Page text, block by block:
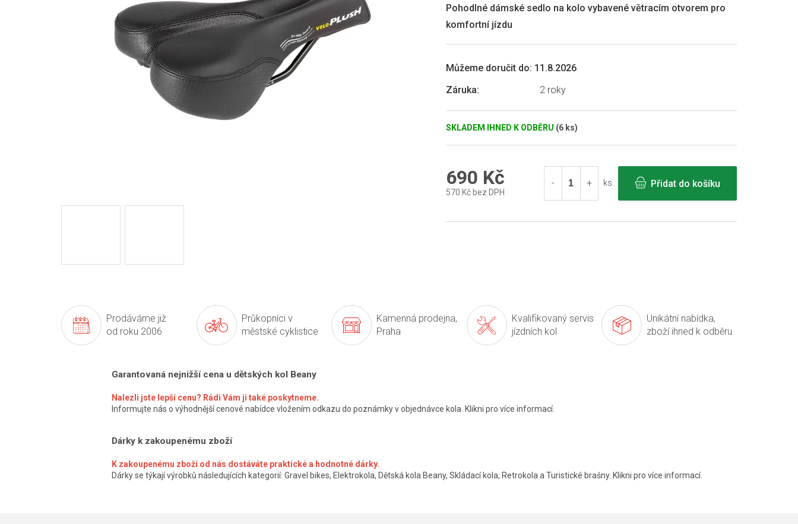
SKLADEM IHNED K ODBĚRU (6 ks)
Můžeme doručit do: 11.8.2026
Záruka: 2 roky
Pohodlné dámské sedlo na kolo vybavené větracím otvorem pro
komfortní jízdu
0,0
5
690 Kč
570 Kč bez DPH
ks Přidat do košíku
Prodáváme již
od roku 2006
Průkopníci v
městské cyklistice
Kamenná prodejna,
Praha
Kvalifikovaný servis
jízdních kol
Unikátní nabídka,
zboží ihned k odběru
Garantovaná nejnižší cena u dětských kol Beany
Nalezli jste lepší cenu? Rádi Vám ji také poskytneme.
Informujte nás o výhodnější cenové nabídce vložením odkazu do poznámky v objednávce kola. Klikni pro více informací.
Dárky k zakoupenému zboží
K zakoupenému zboží od nás dostáváte praktické a hodnotné dárky.
Dárky se týkají výrobků následujících kategorií: Gravel bikes, Elektrokola, Dětská kola Beany, Skládací kola, Retrokola a Turistické brašny. Klikni pro více informací.